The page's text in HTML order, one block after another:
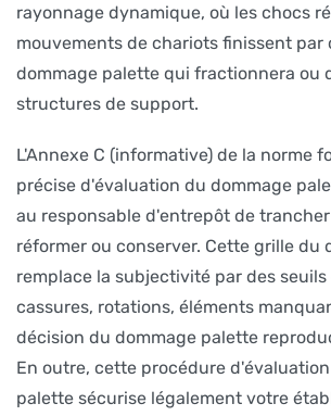
rayonnage dynamique, où les chocs
mouvements de chariots finissent par
dommage palette qui fractionnera ou
structures de support.
L'Annexe C (informative) de la norme
précise d'évaluation du dommage
au responsable d'entrepôt de
réformer ou conserver. Cette grille du
remplace la subjectivité par des
cassures, rotations, éléments
décision du dommage palette
En outre, cette procédure
palette sécurise légalement votre